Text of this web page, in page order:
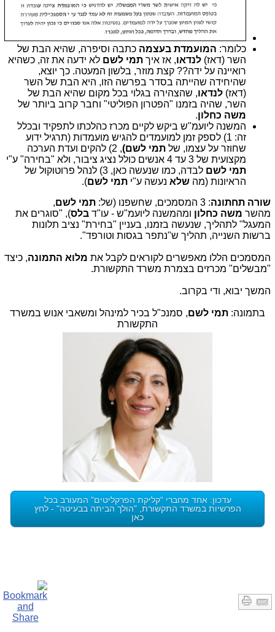
כלומר: המועמדת בעצמה כתבה וסיפרה, שהיא הבת של
השר (דאז) לנדאו, אז איך תמי לשם לא ידעה את זה, כשהיא
רואיינה על ידה?? קצת מוזר, בלשון המעטה. כך יוצא,
שהיחידה שהייתה בסדר בפרשה הזו, היא הבת של השר
(דאז) לנדאו, שהצהירה בגלוי בכל מקום שהיא הבת של
השר, שהיה בזמנו "הפטרון הפוליטי" וחבר קרוב ביותר של
משה כחלון.
המשנה ליועמ"ש ביקש לקיים מכרז כהלכתו לתפקיד ובכלל
זה: 1) לספק זמן למועמדים להגיש מועמדות (תרגיל ידוע
שחוזר על עצמו, של תמי לשם)
, 2) להקים ועדת הערכה
מקצועית של 3 עד 4 אנשים כולל נציג ציבור, ולא "בחירה" ע"י
תמי לשם
לבדה, כמו שנעשה כאן, 3) לנהל פרוטוקול של
הראיונות (מה שלא נעשה ע"י תמי לשם).
שורה תחתונה: 3 המסמכים, שחשפנו (של: תמי לשם,
מהשר משה כחלון ומהמשנה ליועמ"ש - עו"ד בלס), "סוגרים את
המעגל" לתהליך, שנעשה בזמנו, בעניין "בחירת" נציב תלונות
ברשות השנייה, תהליך ש"נתפר בגסות וטורפד".
המסמכים הללו מאפשרים לקוראים לקבל את מלוא התמונה, כיצד
"מבשלים" מכרזים בצמרת משרד התקשורת.
המשך יבוא, ודי בקרוב.
בתמונה: תמי לשם, סמנכ"ל בכיר למינהל ומשאבי אנוש במשרד
התקשורת
עדכון: אחד מחברי "קליקת הפרקליטים" המעורב בכל
הפרשיות במשרד התקשורת, "הולך הביתה בבעיטה" - לחץ
כאן